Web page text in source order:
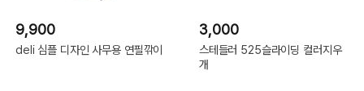
9,900
deli 심플 디자인 사무용 연필깎이
3,000
스테들러 525슬라이딩 컬러지우
개